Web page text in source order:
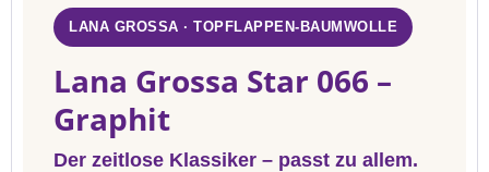
LANA GROSSA · TOPFLAPPEN-BAUMWOLLE
Lana Grossa Star 066 –
Graphit
Der zeitlose Klassiker – passt zu allem.